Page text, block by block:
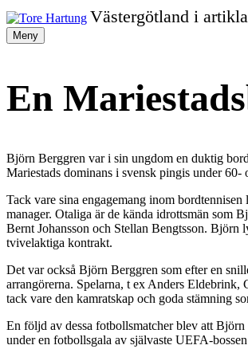
Gå
vidare
till
Tore
Västergötland i
Meny
En
Björn Berggren var i sin ungdom en duktig
Mariestads dominans i svensk pingis under
Tack vare sina engagemang inom
manager. Otaliga är de kända idrottsmän som
Bernt Johansson och Stellan Bengtsson. Björn
tvivelaktiga kontrakt.
Det var också Björn Berggren som efter en
arrangörerna. Spelarna, t ex Anders
tack vare den kamratskap och goda stämning
En följd av dessa fotbollsmatcher blev att
under en fotbollsgala av självaste UEFA-